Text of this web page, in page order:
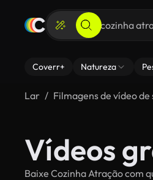
Coverr+ Natureza
Lar Filmagens de vídeo de
Vídeos
Baixe Cozinha Atração com